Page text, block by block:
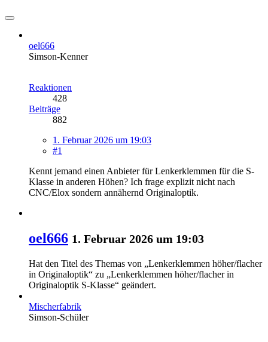
oel666
Simson-Kenner
Reaktionen
428
Beiträge
882
1. Februar 2026 um 19:03
#1
Kennt jemand einen Anbieter für Lenkerklemmen für die S-
Klasse in anderen Höhen? Ich frage explizit nicht nach
CNC/Elox sondern annähernd Originaloptik.
oel666 1. Februar 2026 um 19:03
Hat den Titel des Themas von „Lenkerklemmen höher/flacher
in Originaloptik“ zu „Lenkerklemmen höher/flacher in
Originaloptik S-Klasse“ geändert.
Mischerfabrik
Simson-Schüler